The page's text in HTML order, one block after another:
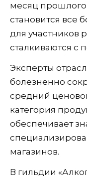
месяц
становится все
для участников
сталкиваются с
Эксперты
болезненно
средний
категория
обеспечивает
магазинов.
В гильдии